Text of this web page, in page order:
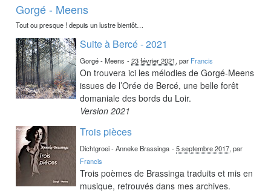
Gorgé - Meens
Tout ou presque ! depuis un lustre bientôt…
Suite à Bercé - 2021
Gorgé - Meens -23 février 2021, par Francis
On trouvera ici les mélodies de Gorgé-Meens
issues de l’Orée de Bercé, une belle forêt
domaniale des bords du Loir.
Version 2021
Trois pièces
Dichtgroei - Anneke Brassinga -5 septembre 2017, par
Francis
Trois poèmes de Brassinga traduits et mis en
musique, retrouvés dans mes archives.